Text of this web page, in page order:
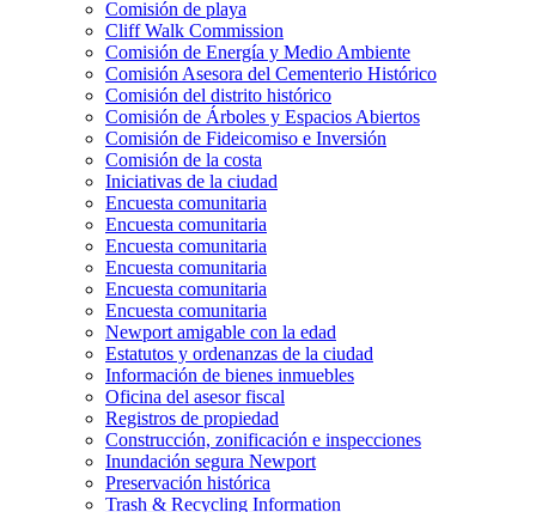
Comisión de playa
Cliff Walk Commission
Comisión de Energía y Medio Ambiente
Comisión Asesora del Cementerio Histórico
Comisión del distrito histórico
Comisión de Árboles y Espacios Abiertos
Comisión de Fideicomiso e Inversión
Comisión de la costa
Iniciativas de la ciudad
Encuesta comunitaria
Encuesta comunitaria
Encuesta comunitaria
Encuesta comunitaria
Encuesta comunitaria
Encuesta comunitaria
Newport amigable con la edad
Estatutos y ordenanzas de la ciudad
Información de bienes inmuebles
Oficina del asesor fiscal
Registros de propiedad
Construcción, zonificación e inspecciones
Inundación segura Newport
Preservación histórica
Trash & Recycling Information